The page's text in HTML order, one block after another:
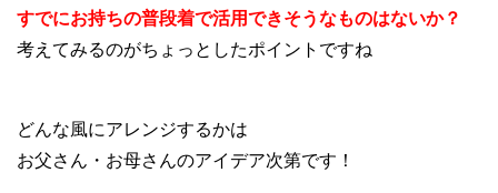
すでにお持ちの普段着で活用できそうなものはないか？
考えてみるのがちょっとしたポイントですね
どんな風にアレンジするかは
お父さん・お母さんのアイデア次第です！